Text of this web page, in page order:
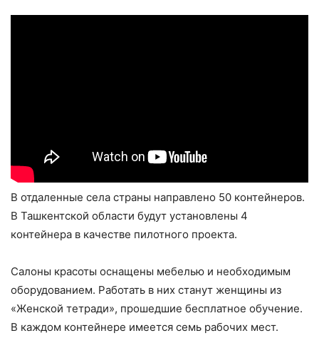
В отдаленные села страны направлено 50 контейнеров.
В Ташкентской области будут установлены 4
контейнера в качестве пилотного проекта.
Салоны красоты оснащены мебелью и необходимым
оборудованием. Работать в них станут женщины из
«Женской тетради», прошедшие бесплатное обучение.
В каждом контейнере имеется семь рабочих мест.